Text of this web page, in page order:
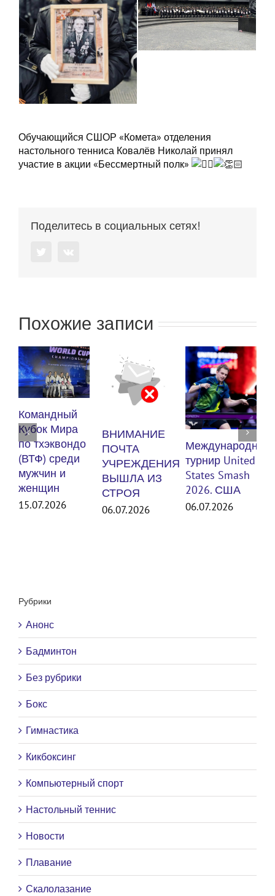
Обучающийся СШОР «Комета» отделения
настольного тенниса Ковалёв Николай принял
участие в акции «Бессмертный полк»
Поделитесь в социальных сетях!
Похожие записи
Командный
Кубок Мира
по тхэквондо
(ВТФ) среди
мужчин и
женщин
15.07.2026
ВНИМАНИЕ
ПОЧТА
УЧРЕЖДЕНИЯ
ВЫШЛА ИЗ
СТРОЯ
06.07.2026
Международный
турнир United
States Smash
2026. США
06.07.2026
Рубрики
Анонс
Бадминтон
Без рубрики
Бокс
Гимнастика
Кикбоксинг
Компьютерный спорт
Настольный теннис
Новости
Плавание
Скалолазание